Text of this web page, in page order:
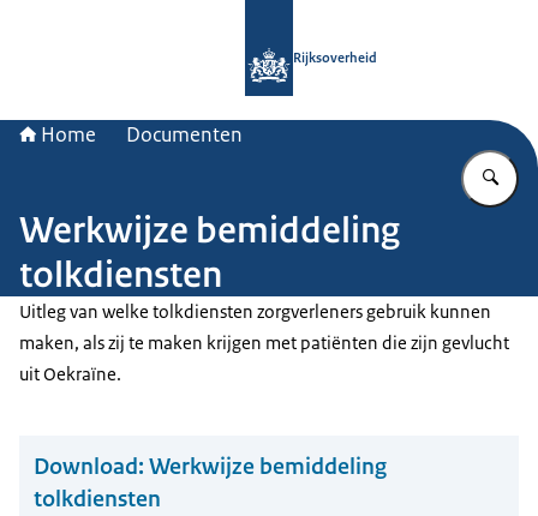
Rijksoverheid
Home Documenten
Werkwijze bemiddeling
tolkdiensten
Uitleg van welke tolkdiensten zorgverleners gebruik kunnen
maken, als zij te maken krijgen met patiënten die zijn gevlucht
uit Oekraïne.
Download: Werkwijze bemiddeling
tolkdiensten